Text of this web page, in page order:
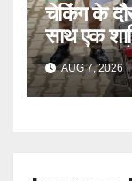
चेकिंग के
साथ एक
मुकदमों का
AUG 7, 2026